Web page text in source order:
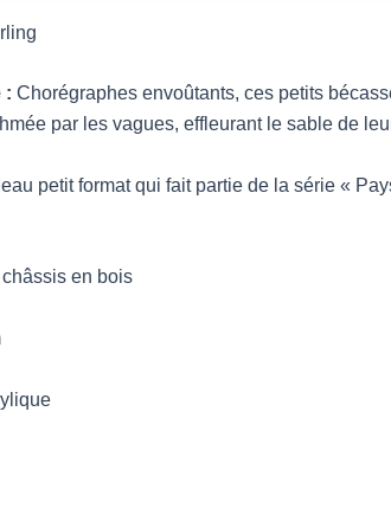
: Chorégraphes envoûtants, ces petits
par les vagues, effleurant le sable de
petit format qui fait partie de la série «
en bois